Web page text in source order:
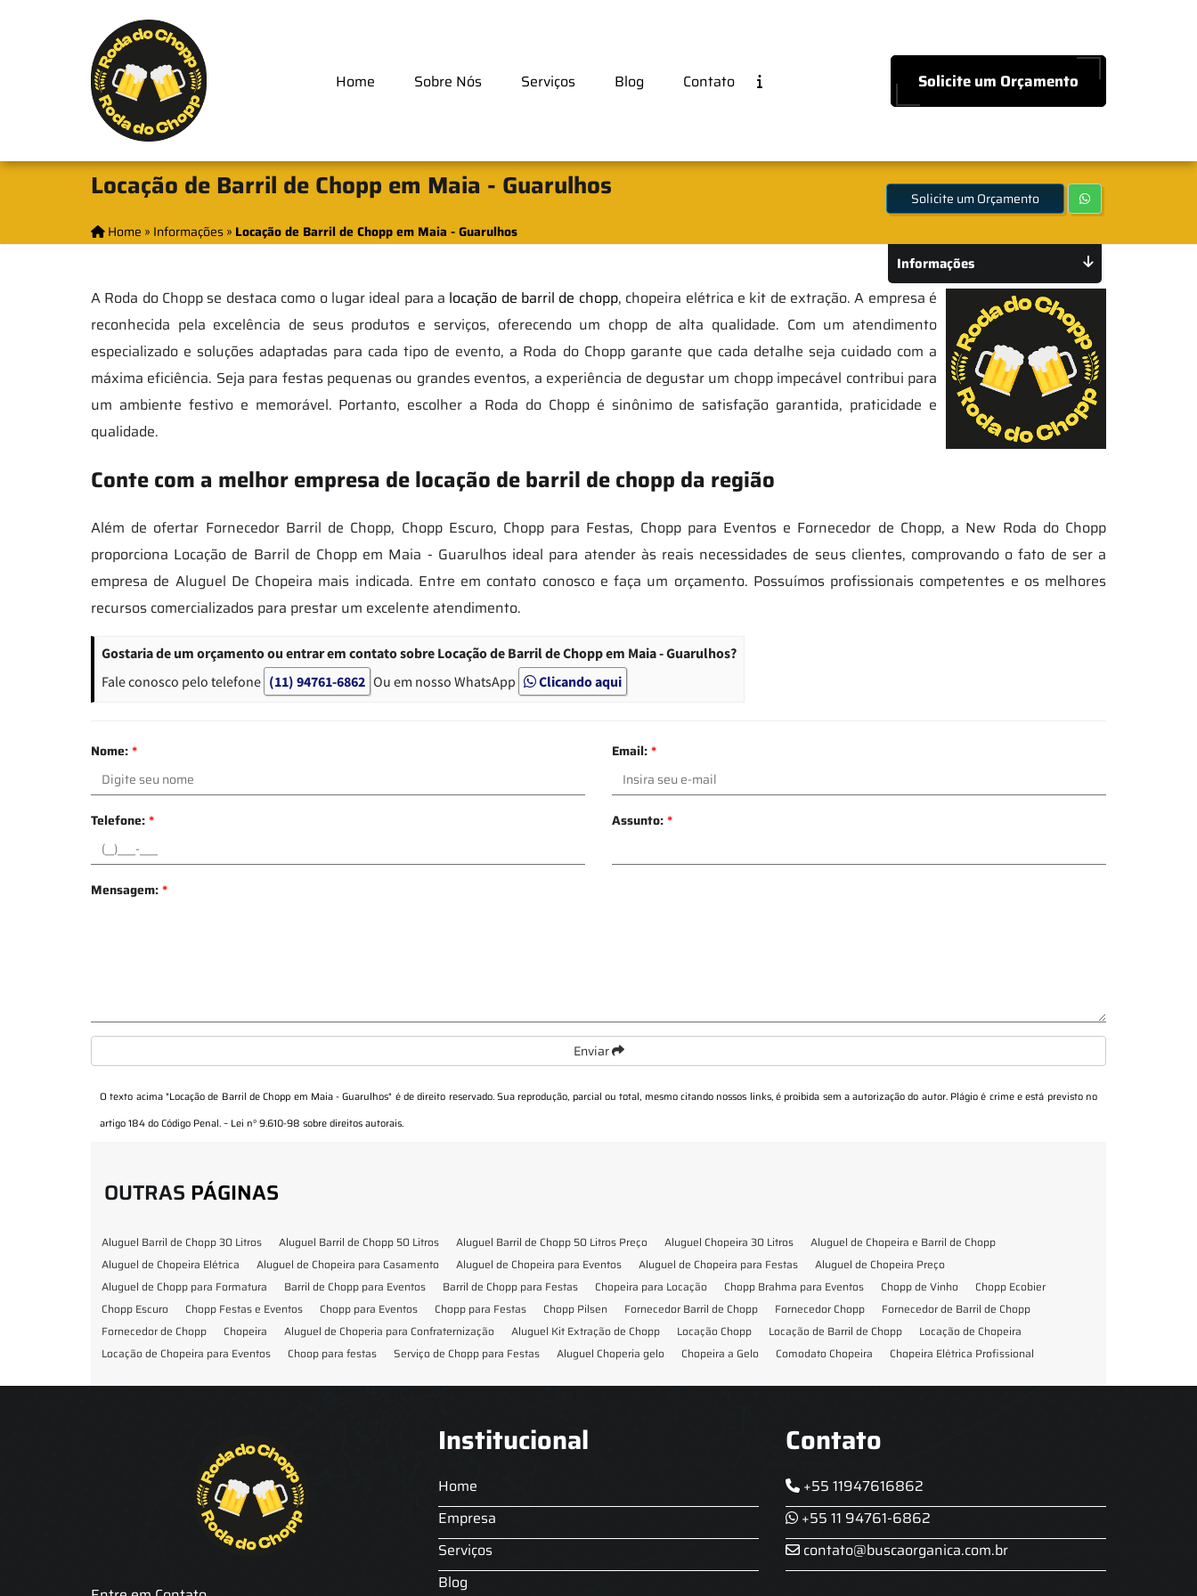
Home Sobre Nós Serviços Blog Contato Solicite um Orçamento
Locação de Barril de Chopp em Maia - Guarulhos
Home » Informações» Locação de Barril de Chopp em Maia - Guarulhos
Solicite um Orçamento
A Roda do Chopp se destaca como o lugar ideal para a locação de barril de chopp, chopeira elétrica e kit de extração. A empresa é
reconhecida pela excelência de seus produtos e serviços, oferecendo um chopp de alta qualidade. Com um atendimento
especializado e soluções adaptadas para cada tipo de evento, a Roda do Chopp garante que cada detalhe seja cuidado com a
máxima eficiência. Seja para festas pequenas ou grandes eventos, a experiência de degustar um chopp impecável contribui para
um ambiente festivo e memorável. Portanto, escolher a Roda do Chopp é sinônimo de satisfação garantida, praticidade e
qualidade.
Conte com a melhor empresa de locação de barril de chopp da região
Além de ofertar Fornecedor Barril de Chopp, Chopp Escuro, Chopp para Festas, Chopp para Eventos e Fornecedor de Chopp, a New Roda do Chopp
proporciona Locação de Barril de Chopp em Maia - Guarulhos ideal para atender às reais necessidades de seus clientes, comprovando o fato de ser a
empresa de Aluguel De Chopeira mais indicada. Entre em contato conosco e faça um orçamento. Possuímos profissionais competentes e os melhores
recursos comercializados para prestar um excelente atendimento.
Gostaria de um orçamento ou entrar em contato sobre Locação de Barril de Chopp em Maia - Guarulhos?
Fale conosco pelo telefone (11) 94761-6862 Ou em nosso WhatsApp Clicando aqui
Nome:* Email:*
Telefone:* Assunto:*
Mensagem:*
Enviar
O texto acima "Locação de Barril de Chopp em Maia - Guarulhos" é de direito reservado. Sua reprodução, parcial ou total, mesmo citando nossos links, é proibida sem a autorização do autor. Plágio é crime e está previsto no
artigo 184 do Código Penal. – Lei n° 9.610-98 sobre direitos autorais.
Informações
OUTRAS PÁGINAS
Aluguel Barril de Chopp 30 Litros Aluguel Barril de Chopp 50 Litros Aluguel Barril de Chopp 50 Litros Preço Aluguel Chopeira 30 Litros
Aluguel de Chopeira e Barril de Chopp
Aluguel de Chopeira Elétrica
Aluguel de Chopeira para Casamento Aluguel de Chopeira para Eventos Aluguel de Chopeira para Festas
Aluguel de Chopeira Preço
Aluguel de Chopp para Formatura
Barril de Chopp para Eventos Barril de Chopp para Festas Chopeira para Locação Chopp Brahma para Eventos Chopp de Vinho
Chopp Ecobier
Chopp Escuro
Chopp Festas e Eventos Chopp para Eventos Chopp para Festas Chopp Pilsen Fornecedor Barril de Chopp Fornecedor Chopp
Fornecedor de Barril de Chopp
Fornecedor de Chopp
Chopeira Aluguel de Choperia para Confraternização Aluguel Kit Extração de Chopp Locação Chopp Locação de Barril de Chopp
Locação de Chopeira
Locação de Chopeira para Eventos
Choop para festas Serviço de Chopp para Festas Aluguel Choperia gelo Chopeira a Gelo Comodato Chopeira
Chopeira Elétrica Profissional
Institucional
Home
Empresa
Serviços
Blog
Contato
+55 11947616862
+55 11 94761-6862
contato@buscaorganica.com.br